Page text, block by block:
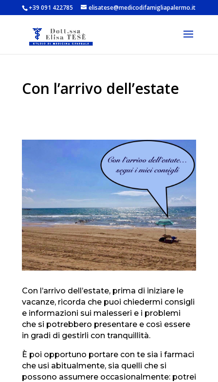
+39 091 422785 elisatese@medicodifamigliapalermo.it
Con l’arrivo dell’estate
Con l’arrivo dell’estate, prima di iniziare le
vacanze, ricorda che puoi chiedermi consigli
e informazioni sui malesseri e i problemi
che si potrebbero presentare e così essere
in gradi di gestirli con tranquillità.
È poi opportuno portare con te sia i farmaci
che usi abitualmente, sia quelli che si
possono assumere occasionalmente: potrei